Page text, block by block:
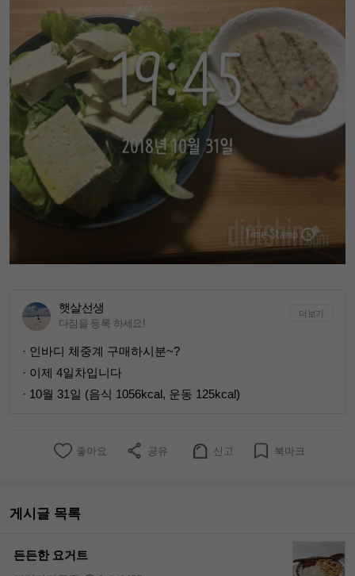
햇살선생
다짐을 등록 하세요!
더보기
· 인바디 체중계 구매하시분~?
· 이제 4일차입니다
· 10월 31일 (음식 1056kcal, 운동 125kcal)
좋아요 공유 신고 북마크
게시글 목록
든든한 요거트